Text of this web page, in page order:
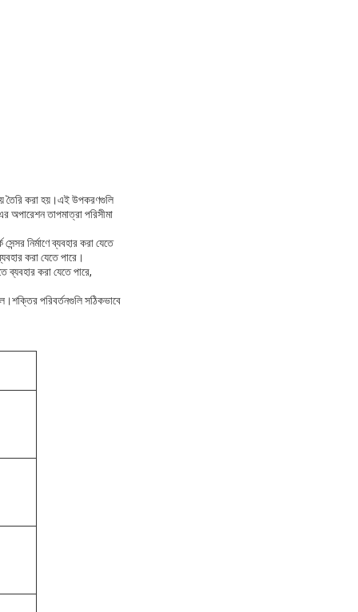
তৈরি করা হয়।এই উপকরণগুলি
তাপমাত্রা পরিসীমা
নির্মাণে ব্যবহার করা যেতে
করা যেতে পারে।
ব্যবহার করা যেতে পারে,
পরিবর্তনগুলি সঠিকভাবে